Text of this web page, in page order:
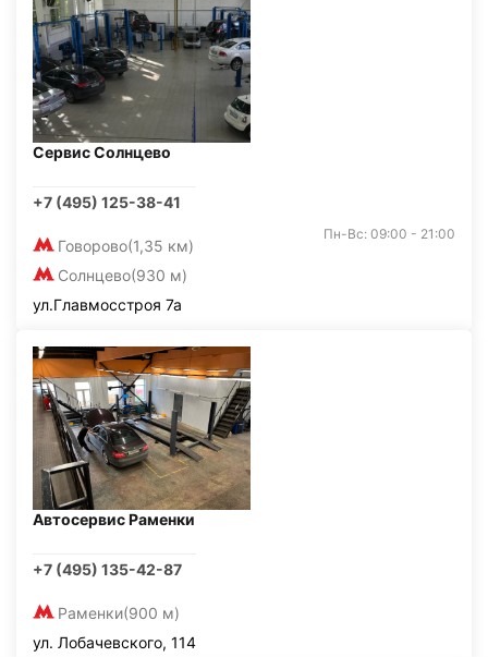
Сервис Солнцево
+7 (495) 125-38-41
Говорово(1,35 км)
Солнцево(930 м)
Пн-Вс: 09:00 - 21:00
ул.Главмосстроя 7а
Автосервис Раменки
+7 (495) 135-42-87
Раменки(900 м)
ул. Лобачевского, 114